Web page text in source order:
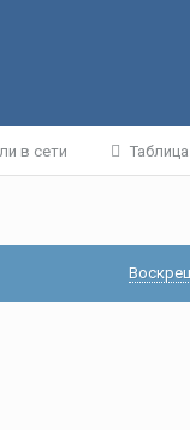
в сети